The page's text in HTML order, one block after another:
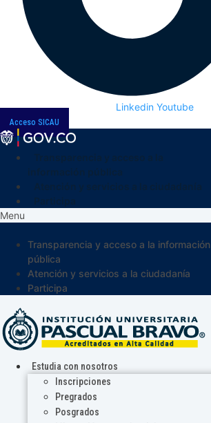
Linkedin Youtube
Acceso SICAU
Menu
Transparencia y acceso a la información
pública
Atención y servicios a la ciudadanía
Participa
Estudia con nosotros
Inscripciones
Pregrados
Posgrados